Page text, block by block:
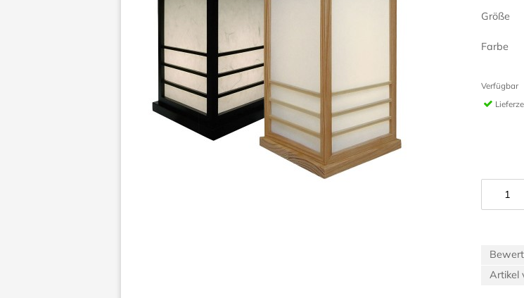
Größe
Farbe
Verfügbar
Artikel